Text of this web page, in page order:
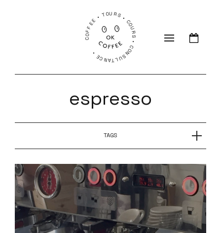
COFFEE • TOURS • COURS • CONSULTANCE •
espresso
TAGS